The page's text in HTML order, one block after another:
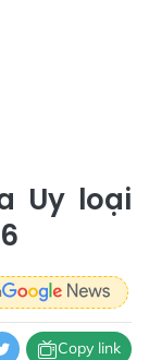
Uy loại
Copy link